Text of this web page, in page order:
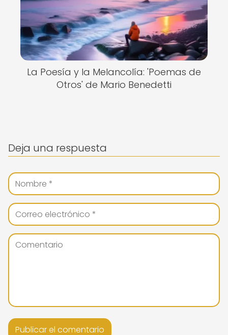
La Poesía y la Melancolía: 'Poemas de
Otros' de Mario Benedetti
Deja una respuesta